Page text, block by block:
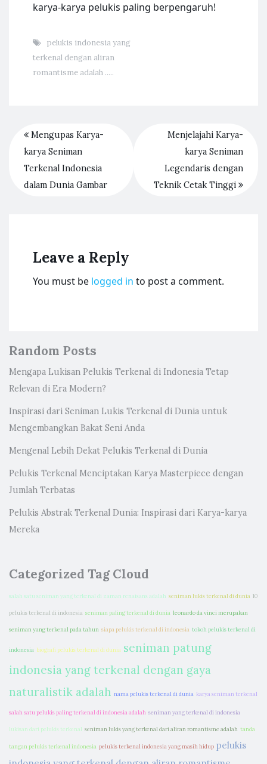
karya-karya pelukis paling berpengaruh!
pelukis indonesia yang
terkenal dengan aliran
romantisme adalah .....
Mengupas Karya-
karya Seniman
Terkenal Indonesia
dalam Dunia Gambar
Menjelajahi Karya-
karya Seniman
Legendaris dengan
Teknik Cetak Tinggi
Leave a Reply
You must be logged in to post a comment.
Random Posts
Mengapa Lukisan Pelukis Terkenal di Indonesia Tetap
Relevan di Era Modern?
Inspirasi dari Seniman Lukis Terkenal di Dunia untuk
Mengembangkan Bakat Seni Anda
Mengenal Lebih Dekat Pelukis Terkenal di Dunia
Pelukis Terkenal Menciptakan Karya Masterpiece dengan
Jumlah Terbatas
Pelukis Abstrak Terkenal Dunia: Inspirasi dari Karya-karya
Mereka
Categorized Tag Cloud
salah satu seniman yang terkenal di zaman renaisans adalah seniman lukis terkenal di dunia 10
pelukis terkenal di indonesia seniman paling terkenal di dunia leonardo da vinci merupakan
seniman yang terkenal pada tahun siapa pelukis terkenal di indonesia tokoh pelukis terkenal di
indonesia biografi pelukis terkenal di dunia seniman patung
indonesia yang terkenal dengan gaya
naturalistik adalah nama pelukis terkenal di dunia karya seniman terkenal
salah satu pelukis paling terkenal di indonesia adalah seniman yang terkenal di indonesia
lukisan dari pelukis terkenal seniman lukis yang terkenal dari aliran romantisme adalah tanda
tangan pelukis terkenal indonesia pelukis terkenal indonesia yang masih hidup pelukis